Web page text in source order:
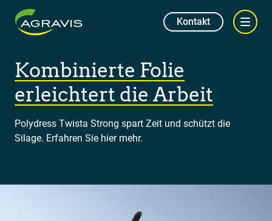
Kontakt
Kombinierte Folie
erleichtert die Arbeit
Polydress Twista Strong spart Zeit und schützt die
Silage. Erfahren Sie hier mehr.